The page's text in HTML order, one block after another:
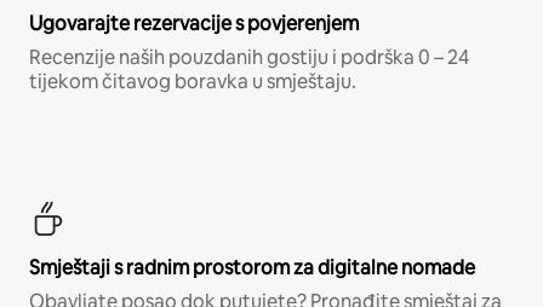
Ugovarajte rezervacije s povjerenjem
Recenzije naših pouzdanih gostiju i podrška 0 – 24
tijekom čitavog boravka u smještaju.
Smještaji s radnim prostorom za digitalne nomade
Obavljate posao dok putujete? Pronađite smještaj za